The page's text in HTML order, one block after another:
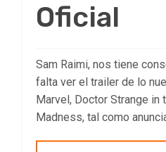
Oficial
Sam Raimi, nos tiene
falta ver el trailer de lo
Marvel, Doctor Strange
Madness, tal como